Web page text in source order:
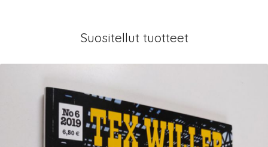
Suositellut tuotteet